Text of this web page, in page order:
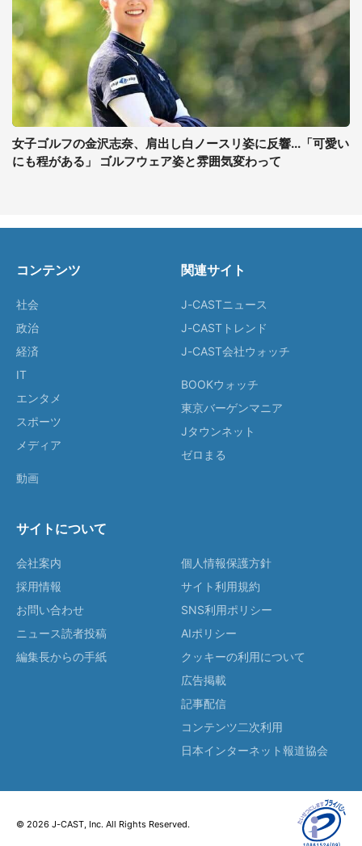
女子ゴルフの金沢志奈、肩出し白ノースリ姿に反響...「可愛い
にも程がある」 ゴルフウェア姿と雰囲気変わって
コンテンツ
社会
政治
経済
IT
エンタメ
スポーツ
メディア
動画
関連サイト
J-CASTニュース
J-CASTトレンド
J-CAST会社ウォッチ
BOOKウォッチ
東京バーゲンマニア
Jタウンネット
ゼロまる
サイトについて
会社案内
採用情報
お問い合わせ
ニュース読者投稿
編集長からの手紙
個人情報保護方針
サイト利用規約
SNS利用ポリシー
AIポリシー
クッキーの利用について
広告掲載
記事配信
コンテンツ二次利用
日本インターネット報道協会
© 2026 J-CAST, Inc. All Rights Reserved.